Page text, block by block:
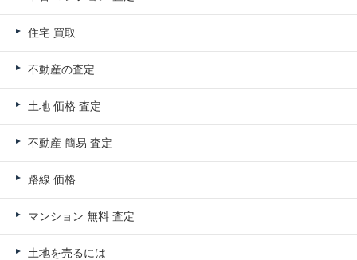
住宅 買取
不動産の査定
土地 価格 査定
不動産 簡易 査定
路線 価格
マンション 無料 査定
土地を売るには